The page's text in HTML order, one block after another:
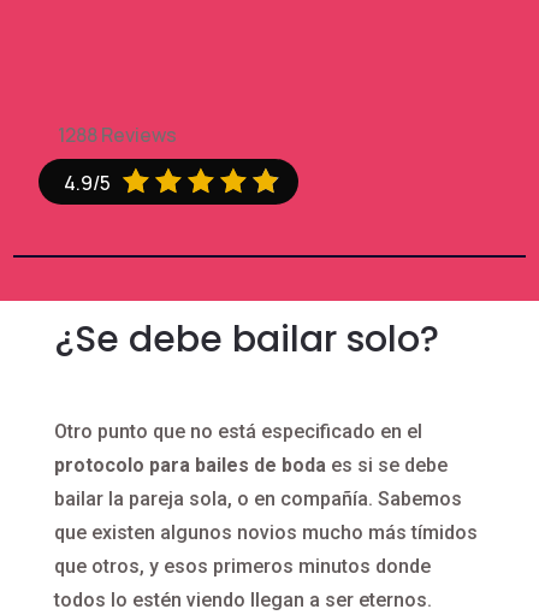
4.9/5     
1288 Reviews
¿Se debe bailar solo?
Otro punto que no está especificado en el
protocolo para bailes de boda es si se debe
bailar la pareja sola, o en compañía. Sabemos
que existen algunos novios mucho más tímidos
que otros, y esos primeros minutos donde
todos lo estén viendo llegan a ser eternos.